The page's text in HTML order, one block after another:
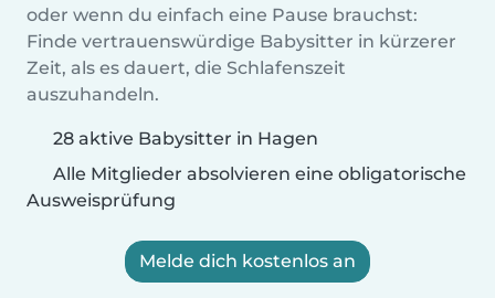
oder wenn du einfach eine Pause brauchst:
Finde vertrauenswürdige Babysitter in kürzerer
Zeit, als es dauert, die Schlafenszeit
auszuhandeln.
28 aktive Babysitter in Hagen
Alle Mitglieder absolvieren eine obligatorische
Ausweisprüfung
Melde dich kostenlos an